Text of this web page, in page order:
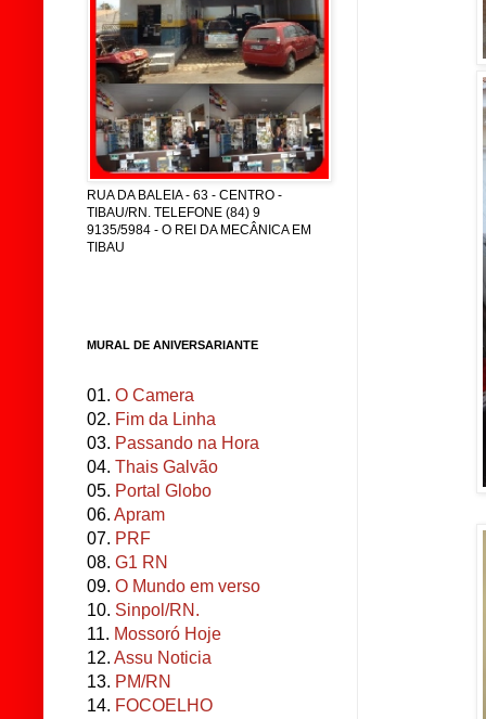
RUA DA BALEIA - 63 - CENTRO -
TIBAU/RN. TELEFONE (84) 9
9135/5984 - O REI DA MECÂNICA EM
TIBAU
MURAL DE ANIVERSARIANTE
01. O Camera
02. Fim da Linha
03. Passando na Hora
04. Thais Galvão
05. Portal Globo
06. Apram
07. PRF
08. G1 RN
09. O Mundo em verso
10. Sinpol/RN.
11. Mossoró Hoje
12. Assu Noticia
13. PM/RN
14. FOCOELHO